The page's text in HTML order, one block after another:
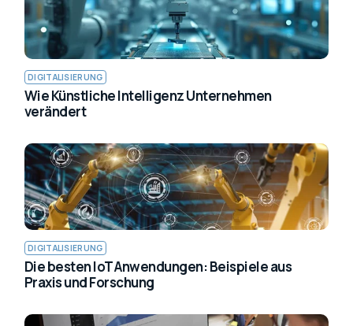
DIGITALISIERUNG
Wie Künstliche Intelligenz Unternehmen
verändert
DIGITALISIERUNG
Die besten IoT Anwendungen: Beispiele aus
Praxis und Forschung